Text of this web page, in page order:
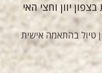
יוון וחצי האי
טיול בהתאמה אישית